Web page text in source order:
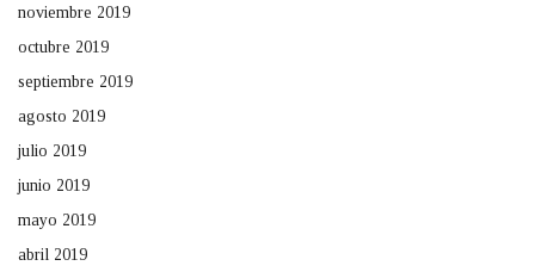
noviembre 2019
octubre 2019
septiembre 2019
agosto 2019
julio 2019
junio 2019
mayo 2019
abril 2019